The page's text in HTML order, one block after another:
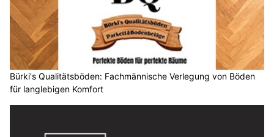
Bürki's Qualitätsböden: Fachmännische Verlegung von Böden
für langlebigen Komfort